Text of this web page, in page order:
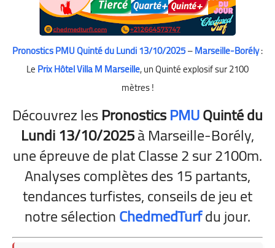
Pronostics PMU Quinté du Lundi 13/10/2025–Marseille-Borély:
LePrix Hôtel Villa M Marseille, un Quinté explosif sur 2100
mètres !
Découvrez lesPronosticsPMUQuinté du
Lundi 13/10/2025à Marseille-Borély,
une épreuve de plat Classe 2 sur 2100m.
Analyses complètes des 15 partants,
tendances turfistes, conseils de jeu et
notre sélectionChedmedTurfdu jour.